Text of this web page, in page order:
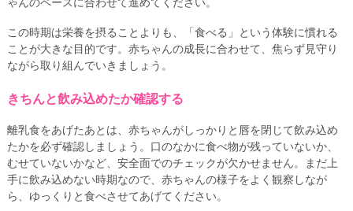
この時期は栄養を摂ることよりも、「食べる」という体験に慣れる
ことが大きな目的です。赤ちゃんの成長に合わせて、焦らず見守り
ながら取り組んでいきましょう。
きちんと飲み込めたか確認する
離乳食をあげたあとは、赤ちゃんがしっかりと唇を閉じて飲み込め
たかを必ず確認しましょう。口のなかに食べ物が残っていないか、
むせていないかなど、安全面でのチェックが欠かせません。まだ上
手に飲み込めない時期なので、赤ちゃんの様子をよく観察しなが
ら、ゆっくりと食べさせてあげてください。